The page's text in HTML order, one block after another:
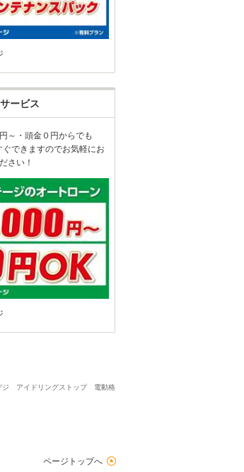
ービス
～・頭金０円からでも
ぐできますのでお気軽にお
さい！
アイドリングストップ 電動格
ページトップへ